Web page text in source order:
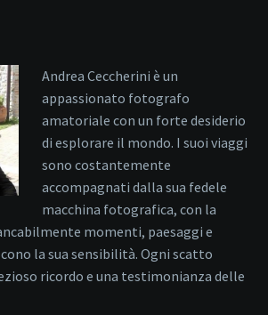
Andrea Ceccherini è un
appassionato fotografo
amatoriale con un forte desiderio
di esplorare il mondo. I suoi viaggi
sono costantemente
accompagnati dalla sua fedele
macchina fotografica, con la
momenti, paesaggi e
la sua sensibilità. Ogni scatto
ricordo e una testimonianza delle